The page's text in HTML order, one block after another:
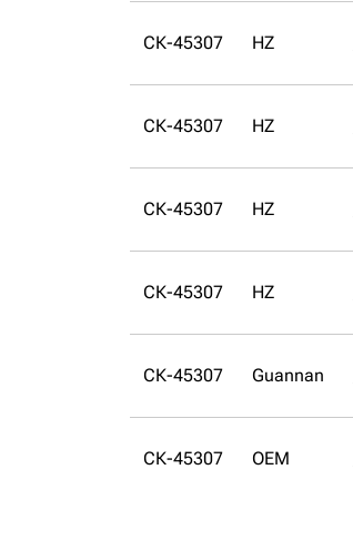
СК-45307 HZ
СК-45307 HZ
СК-45307 HZ
СК-45307 HZ
СК-45307 Guannan
СК-45307 OEM